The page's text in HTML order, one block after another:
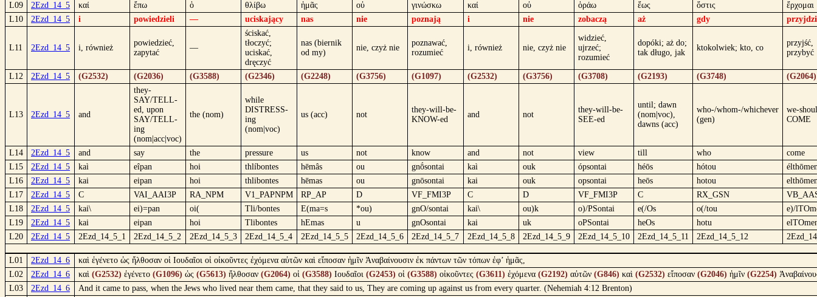
L09
2Ezd_14_5 καί ἔπω ὁ θλίβω ἡμᾶς οὐ γινώσκω καί οὐ ὁράω ἕως ὅστις
ἔρχομαι
L10
2Ezd_14_5 i powiedzieli — uciskający nas nie poznają i nie zobaczą aż gdy
L11 2Ezd_14_5 i, również
powiedzieć,
zapytać
—
ściskać,
tłoczyć;
uciskać,
dręczyć
nas (biernik
od my)
nie, czyż nie
poznawać,
rozumieć
i, również nie, czyż nie
widzieć,
ujrzeć;
rozumieć
dopóki; aż do;
tak długo, jak
ktokolwiek; kto, co
przyjść,
przybyć
L12 2Ezd_14_5 (G2532) (G2036) (G3588) (G2346) (G2248) (G3756) (G1097) (G2532) (G3756) (G3708) (G2193) (G3748) (G2064)
L13 2Ezd_14_5 and
they-
SAY/TELL-
ed, upon
SAY/TELL-
ing
(nom|acc|voc)
the (nom)
while
DISTRESS-
ing
(nom|voc)
us (acc) not
they-will-be-
KNOW-ed
and not
they-will-be-
SEE-ed
until; dawn
(nom|voc),
dawns (acc)
who-/whom-/whichever
(gen)
we-
COME
L14 2Ezd_14_5 and say the pressure us not know and not view till who
come
L15
2Ezd_14_5 kaì eîpan hoi thlíbontes hēmâs ou gnṓsontai kaì ouk ópsontai héōs hótou
L16
2Ezd_14_5 kai eipan hoi thlibontes hēmas ou gnōsontai kai ouk opsontai heōs hotou
L17
2Ezd_14_5 C VAI_AAI3P RA_NPM V1_PAPNPM RP_AP D VF_FMI3P C D VF_FMI3P C RX_GSN
L18
2Ezd_14_5 kai\ ei)=pan oi( Tli/bontes E(ma=s *ou) gnO/sontai kai\ ou)k o)/PSontai e(/Os o(/tou
e)/
L19
2Ezd_14_5 kai eipan hoi Tlibontes hEmas u gnOsontai kai uk oPSontai heOs hotu
L20
2Ezd_14_5 2Ezd_14_5_1 2Ezd_14_5_2 2Ezd_14_5_3 2Ezd_14_5_4 2Ezd_14_5_5 2Ezd_14_5_6 2Ezd_14_5_7 2Ezd_14_5_8 2Ezd_14_5_9 2Ezd_14_5_10 2Ezd_14_5_11 2Ezd_14_5_12
L01 2Ezd_14_6
καὶ ἐγένετο ὡς ἤλθοσαν οἱ Ιουδαῖοι οἱ οἰκοῦντες ἐχόμενα αὐτῶν καὶ εἴποσαν ἡμῖν Ἀναβαίνουσιν ἐκ πάντων τῶν τόπων ἐφ’ ἡμᾶς,
L02
2Ezd_14_6 καὶ (G2532) ἐγένετο (G1096) ὡς (G5613) ἤλθοσαν (G2064) οἱ (G3588) Ιουδαῖοι (G2453) οἱ (G3588) οἰκοῦντες (G3611) ἐχόμενα (G2192) αὐτῶν (G846) καὶ (G2532) εἴποσαν (G2046) ἡμῖν (G2254)
L03
2Ezd_14_6
And it came to pass, when the Jews who lived near them came, that they said to us, They are coming up against us from every quarter. (Nehemiah 4:12 Brenton)